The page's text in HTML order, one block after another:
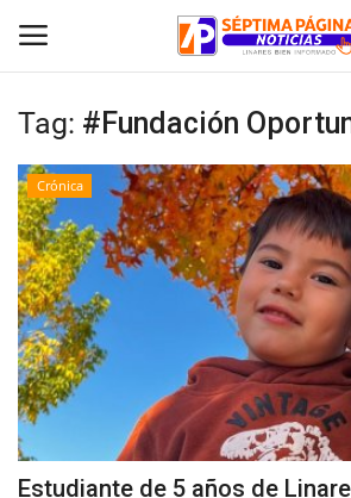
Inicio
Crónica
Policial
Tribunales
Deporte
Política
Tag: #Fundación
Crónica
Estudiante de 5 años de